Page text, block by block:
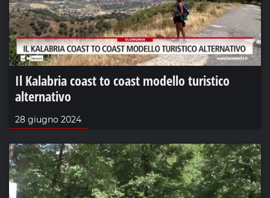
Il Kalabria coast to coast modello turistico
alternativo
28 giugno 2024